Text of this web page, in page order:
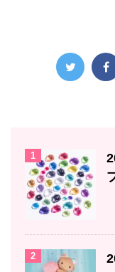
1
2